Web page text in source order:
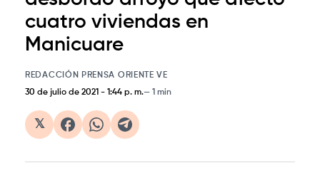
cuatro viviendas en
Manicuare
REDACCIÓN PRENSA ORIENTE VE
30 de julio de 2021 - 1:44 p. m. 1 min
𝕏